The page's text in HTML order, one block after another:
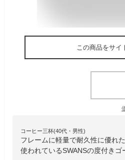
この商品をサイ
コーヒー三杯(40代・男性)
フレームに軽量で耐久性に優れ
使われているSWANSの度付きゴ